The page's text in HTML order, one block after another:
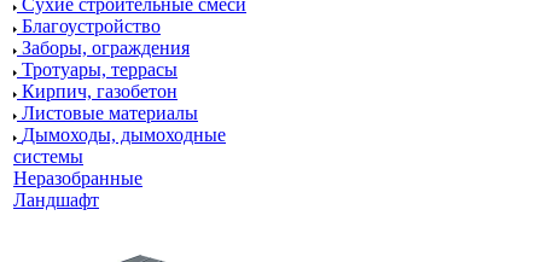
Сухие строительные смеси
Благоустройство
Заборы, ограждения
Тротуары, террасы
Кирпич, газобетон
Листовые материалы
Дымоходы, дымоходные
системы
Неразобранные
Ландшафт